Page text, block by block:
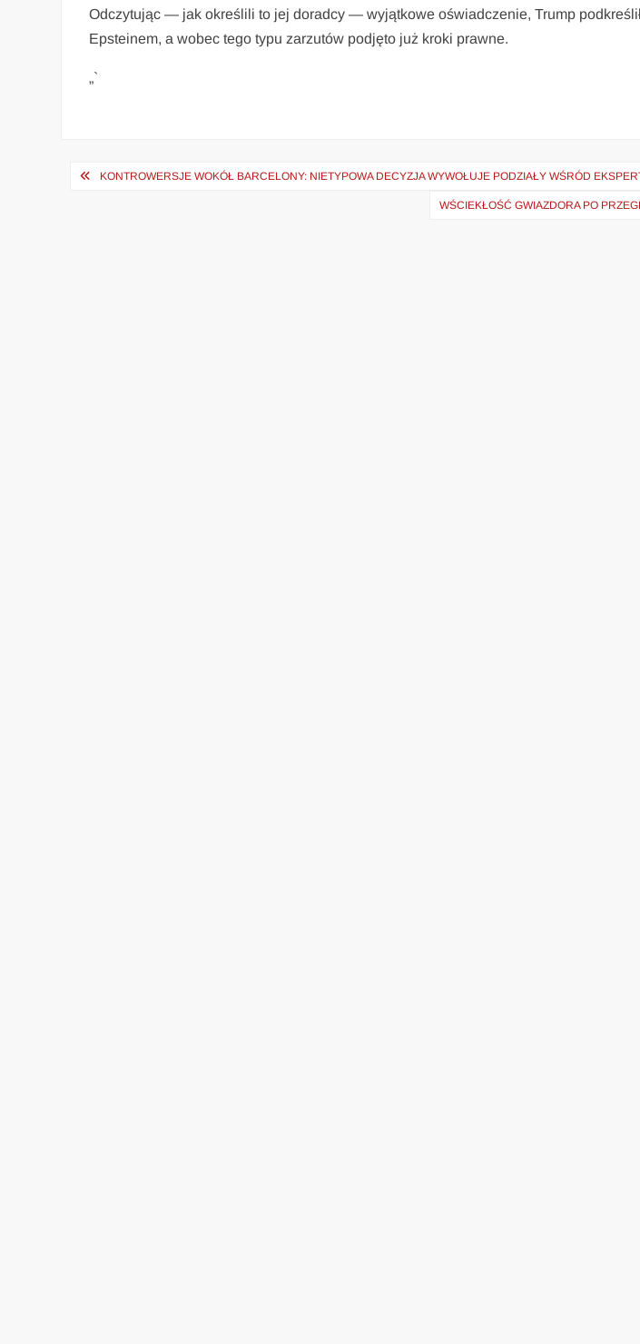
Odczytując — jak określili to jej doradcy — wyjątkowe oświadczenie, Trump
Epsteinem, a wobec tego typu zarzutów podjęto już kroki prawne.
„`
Nawigacja
KONTROWERSJE WOKÓŁ BARCELONY: NIETYPOWA DECYZJA WYWOŁUJE PODZIAŁY WŚRÓD
WŚCIEKŁOŚĆ GWIAZDORA PO